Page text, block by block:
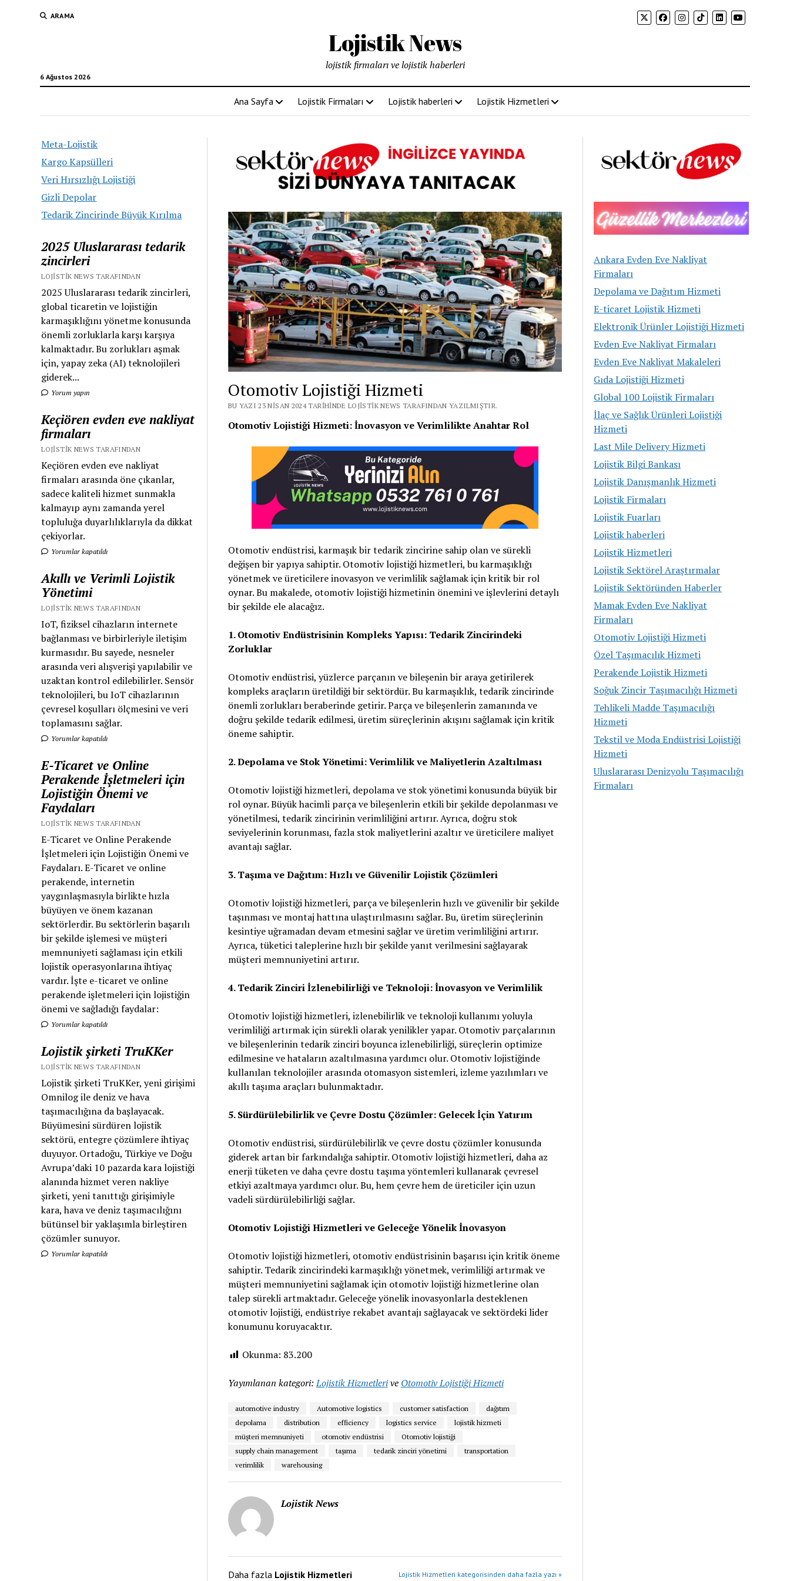
ARAMA
Lojistik News
6 Ağustos 2026
lojistik firmaları ve lojistik haberleri
Ana Sayfa Lojistik Firmaları Lojistik haberleri Lojistik Hizmetleri
Meta-Lojistik
Kargo Kapsülleri
Veri Hırsızlığı Lojistiği
Gizli Depolar
Tedarik Zincirinde Büyük Kırılma
2025 Uluslararası tedarik
zincirleri
LOJISTIK NEWS TARAFINDAN
2025 Uluslararası tedarik zincirleri,
global ticaretin ve lojistiğin
karmaşıklığını yönetme konusunda
önemli zorluklarla karşı karşıya
kalmaktadır. Bu zorlukları aşmak
için, yapay zeka (AI) teknolojileri
giderek...
Yorum yapın
Keçiören evden eve nakliyat
firmaları
LOJISTIK NEWS TARAFINDAN
Keçiören evden eve nakliyat
firmaları arasında öne çıkanlar,
sadece kaliteli hizmet sunmakla
kalmayıp aynı zamanda yerel
topluluğa duyarlılıklarıyla da dikkat
çekiyorlar.
Yorumlar kapatıldı
Akıllı ve Verimli Lojistik
Yönetimi
LOJISTIK NEWS TARAFINDAN
IoT, fiziksel cihazların internete
bağlanması ve birbirleriyle iletişim
kurmasıdır. Bu sayede, nesneler
arasında veri alışverişi yapılabilir ve
uzaktan kontrol edilebilirler. Sensör
teknolojileri, bu IoT cihazlarının
çevresel koşulları ölçmesini ve veri
toplamasını sağlar.
Yorumlar kapatıldı
E-Ticaret ve Online
Perakende İşletmeleri için
Lojistiğin Önemi ve
Faydaları
LOJISTIK NEWS TARAFINDAN
E-Ticaret ve Online Perakende
İşletmeleri için Lojistiğin Önemi ve
Faydaları. E-Ticaret ve online
perakende, internetin
yaygınlaşmasıyla birlikte hızla
büyüyen ve önem kazanan
sektörlerdir. Bu sektörlerin başarılı
bir şekilde işlemesi ve müşteri
memnuniyeti sağlaması için etkili
lojistik operasyonlarına ihtiyaç
vardır. İşte e-ticaret ve online
perakende işletmeleri için lojistiğin
önemi ve sağladığı faydalar:
Yorumlar kapatıldı
Lojistik şirketi TruKKer
LOJISTIK NEWS TARAFINDAN
Lojistik şirketi TruKKer, yeni girişimi
Omnilog ile deniz ve hava
taşımacılığına da başlayacak.
Büyümesini sürdüren lojistik
sektörü, entegre çözümlere ihtiyaç
duyuyor. Ortadoğu, Türkiye ve Doğu
Avrupa’daki 10 pazarda kara lojistiği
alanında hizmet veren nakliye
şirketi, yeni tanıttığı girişimiyle
kara, hava ve deniz taşımacılığını
bütünsel bir yaklaşımla birleştiren
çözümler sunuyor.
Yorumlar kapatıldı
Otomotiv Lojistiği Hizmeti
BU YAZI 23 NISAN 2024 TARIHINDE LOJISTIK NEWS TARAFINDAN YAZILMIŞTIR.
Otomotiv Lojistiği Hizmeti: İnovasyon ve Verimlilikte Anahtar Rol
Otomotiv endüstrisi, karmaşık bir tedarik zincirine sahip olan ve sürekli
değişen bir yapıya sahiptir. Otomotiv lojistiği hizmetleri, bu karmaşıklığı
yönetmek ve üreticilere inovasyon ve verimlilik sağlamak için kritik bir rol
oynar. Bu makalede, otomotiv lojistiği hizmetinin önemini ve işlevlerini detaylı
bir şekilde ele alacağız.
1. Otomotiv Endüstrisinin Kompleks Yapısı: Tedarik Zincirindeki
Zorluklar
Otomotiv endüstrisi, yüzlerce parçanın ve bileşenin bir araya getirilerek
kompleks araçların üretildiği bir sektördür. Bu karmaşıklık, tedarik zincirinde
önemli zorlukları beraberinde getirir. Parça ve bileşenlerin zamanında ve
doğru şekilde tedarik edilmesi, üretim süreçlerinin akışını sağlamak için kritik
öneme sahiptir.
2. Depolama ve Stok Yönetimi: Verimlilik ve Maliyetlerin Azaltılması
Otomotiv lojistiği hizmetleri, depolama ve stok yönetimi konusunda büyük bir
rol oynar. Büyük hacimli parça ve bileşenlerin etkili bir şekilde depolanması ve
yönetilmesi, tedarik zincirinin verimliliğini artırır. Ayrıca, doğru stok
seviyelerinin korunması, fazla stok maliyetlerini azaltır ve üreticilere maliyet
avantajı sağlar.
3. Taşıma ve Dağıtım: Hızlı ve Güvenilir Lojistik Çözümleri
Otomotiv lojistiği hizmetleri, parça ve bileşenlerin hızlı ve güvenilir bir şekilde
taşınması ve montaj hattına ulaştırılmasını sağlar. Bu, üretim süreçlerinin
kesintiye uğramadan devam etmesini sağlar ve üretim verimliliğini artırır.
Ayrıca, tüketici taleplerine hızlı bir şekilde yanıt verilmesini sağlayarak
müşteri memnuniyetini artırır.
4. Tedarik Zinciri İzlenebilirliği ve Teknoloji: İnovasyon ve Verimlilik
Otomotiv lojistiği hizmetleri, izlenebilirlik ve teknoloji kullanımı yoluyla
verimliliği artırmak için sürekli olarak yenilikler yapar. Otomotiv parçalarının
ve bileşenlerinin tedarik zinciri boyunca izlenebilirliği, süreçlerin optimize
edilmesine ve hataların azaltılmasına yardımcı olur. Otomotiv lojistiğinde
kullanılan teknolojiler arasında otomasyon sistemleri, izleme yazılımları ve
akıllı taşıma araçları bulunmaktadır.
5. Sürdürülebilirlik ve Çevre Dostu Çözümler: Gelecek İçin Yatırım
Otomotiv endüstrisi, sürdürülebilirlik ve çevre dostu çözümler konusunda
giderek artan bir farkındalığa sahiptir. Otomotiv lojistiği hizmetleri, daha az
enerji tüketen ve daha çevre dostu taşıma yöntemleri kullanarak çevresel
etkiyi azaltmaya yardımcı olur. Bu, hem çevre hem de üreticiler için uzun
vadeli sürdürülebilirliği sağlar.
Otomotiv Lojistiği Hizmetleri ve Geleceğe Yönelik İnovasyon
Otomotiv lojistiği hizmetleri, otomotiv endüstrisinin başarısı için kritik öneme
sahiptir. Tedarik zincirindeki karmaşıklığı yönetmek, verimliliği artırmak ve
müşteri memnuniyetini sağlamak için otomotiv lojistiği hizmetlerine olan
talep sürekli artmaktadır. Geleceğe yönelik inovasyonlarla desteklenen
otomotiv lojistiği, endüstriye rekabet avantajı sağlayacak ve sektördeki lider
konumunu koruyacaktır.
Okunma: 83.200
Yayımlanan kategori: Lojistik Hizmetlerive Otomotiv Lojistiği Hizmeti
automotive industry Automotive logistics customer satisfaction
dağıtım
depolama
distribution efficiency logistics service
lojistik hizmeti
müşteri memnuniyeti
otomotiv endüstrisi
Otomotiv lojistiği
supply chain management
taşıma tedarik zinciri yönetimi
transportation
verimlilik
warehousing
Lojistik News
Daha fazla Lojistik Hizmetleri Lojistik Hizmetleri kategorisinden daha fazla yazı »
Ankara Evden Eve Nakliyat
Firmaları
Depolama ve Dağıtım Hizmeti
E-ticaret Lojistik Hizmeti
Elektronik Ürünler Lojistiği Hizmeti
Evden Eve Nakliyat Firmaları
Evden Eve Nakliyat Makaleleri
Gıda Lojistiği Hizmeti
Global 100 Lojistik Firmaları
İlaç ve Sağlık Ürünleri Lojistiği
Hizmeti
Last Mile Delivery Hizmeti
Lojistik Bilgi Bankası
Lojistik Danışmanlık Hizmeti
Lojistik Firmaları
Lojistik Fuarları
Lojistik haberleri
Lojistik Hizmetleri
Lojistik Sektörel Araştırmalar
Lojistik Sektöründen Haberler
Mamak Evden Eve Nakliyat
Firmaları
Otomotiv Lojistiği Hizmeti
Özel Taşımacılık Hizmeti
Perakende Lojistik Hizmeti
Soğuk Zincir Taşımacılığı Hizmeti
Tehlikeli Madde Taşımacılığı
Hizmeti
Tekstil ve Moda Endüstrisi Lojistiği
Hizmeti
Uluslararası Denizyolu Taşımacılığı
Firmaları